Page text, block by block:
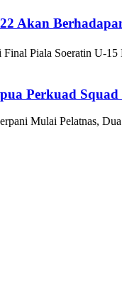
Akan
Final Piala Soeratin U-
Perkuad Squad
Mulai Pelatnas,